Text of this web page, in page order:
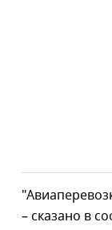
– сказано в